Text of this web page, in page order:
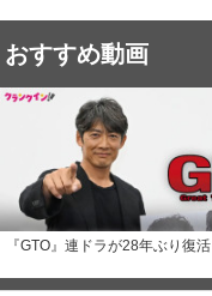
おすすめ動画
『GTO』連ドラが28年ぶり復活